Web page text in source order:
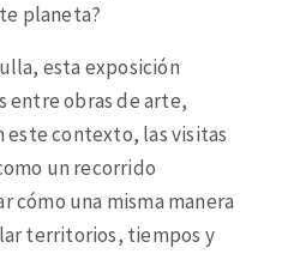
planeta?
esta exposición
entre obras de arte,
este contexto, las visitas
un recorrido
cómo una misma manera
territorios, tiempos y